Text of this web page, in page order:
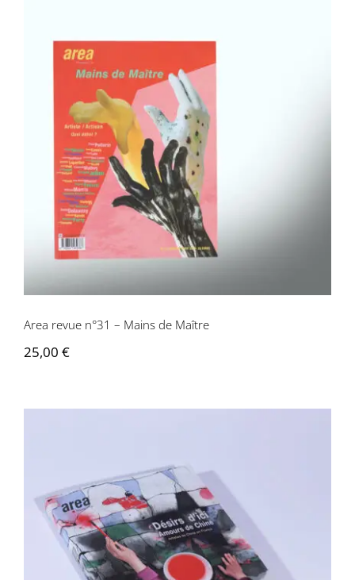
Area revue n°31 – Mains de Maître
Area revue n°31 – Mains de Maître
25,00 €
Area revue n°30 – Désirs d’ici Amours
de Chine